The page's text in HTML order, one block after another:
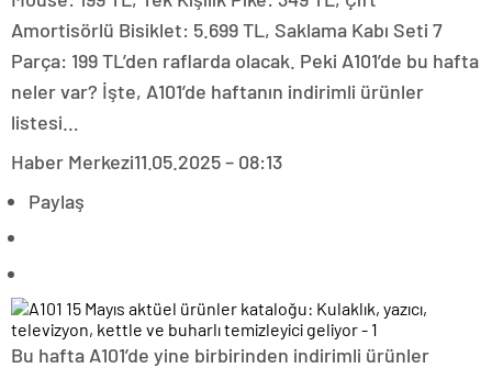
Amortisörlü Bisiklet: 5.699 TL, Saklama Kabı Seti 7
Parça: 199 TL’den raflarda olacak. Peki A101’de bu hafta
neler var? İşte, A101’de haftanın indirimli ürünler
listesi…
Haber Merkezi11.05.2025 – 08:13
Paylaş
Bu hafta A101’de yine birbirinden indirimli ürünler